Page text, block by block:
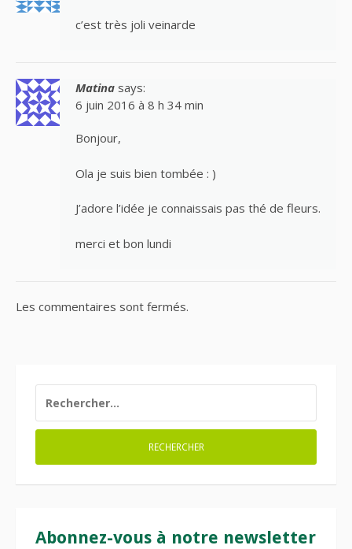
c’est très joli veinarde
Matina says:
6 juin 2016 à 8 h 34 min
Bonjour,
Ola je suis bien tombée : )
J’adore l’idée je connaissais pas thé de fleurs.
merci et bon lundi
Les commentaires sont fermés.
Abonnez-vous à notre newsletter